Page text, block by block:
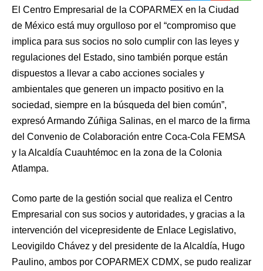
El Centro Empresarial de la COPARMEX en la Ciudad
de México está muy orgulloso por el “compromiso que
implica para sus socios no solo cumplir con las leyes y
regulaciones del Estado, sino también porque están
dispuestos a llevar a cabo acciones sociales y
ambientales que generen un impacto positivo en la
sociedad, siempre en la búsqueda del bien común”,
expresó Armando Zúñiga Salinas, en el marco de la firma
del Convenio de Colaboración entre Coca-Cola FEMSA
y la Alcaldía Cuauhtémoc en la zona de la Colonia
Atlampa.
Como parte de la gestión social que realiza el Centro
Empresarial con sus socios y autoridades, y gracias a la
intervención del vicepresidente de Enlace Legislativo,
Leovigildo Chávez y del presidente de la Alcaldía, Hugo
Paulino, ambos por COPARMEX CDMX, se pudo realizar